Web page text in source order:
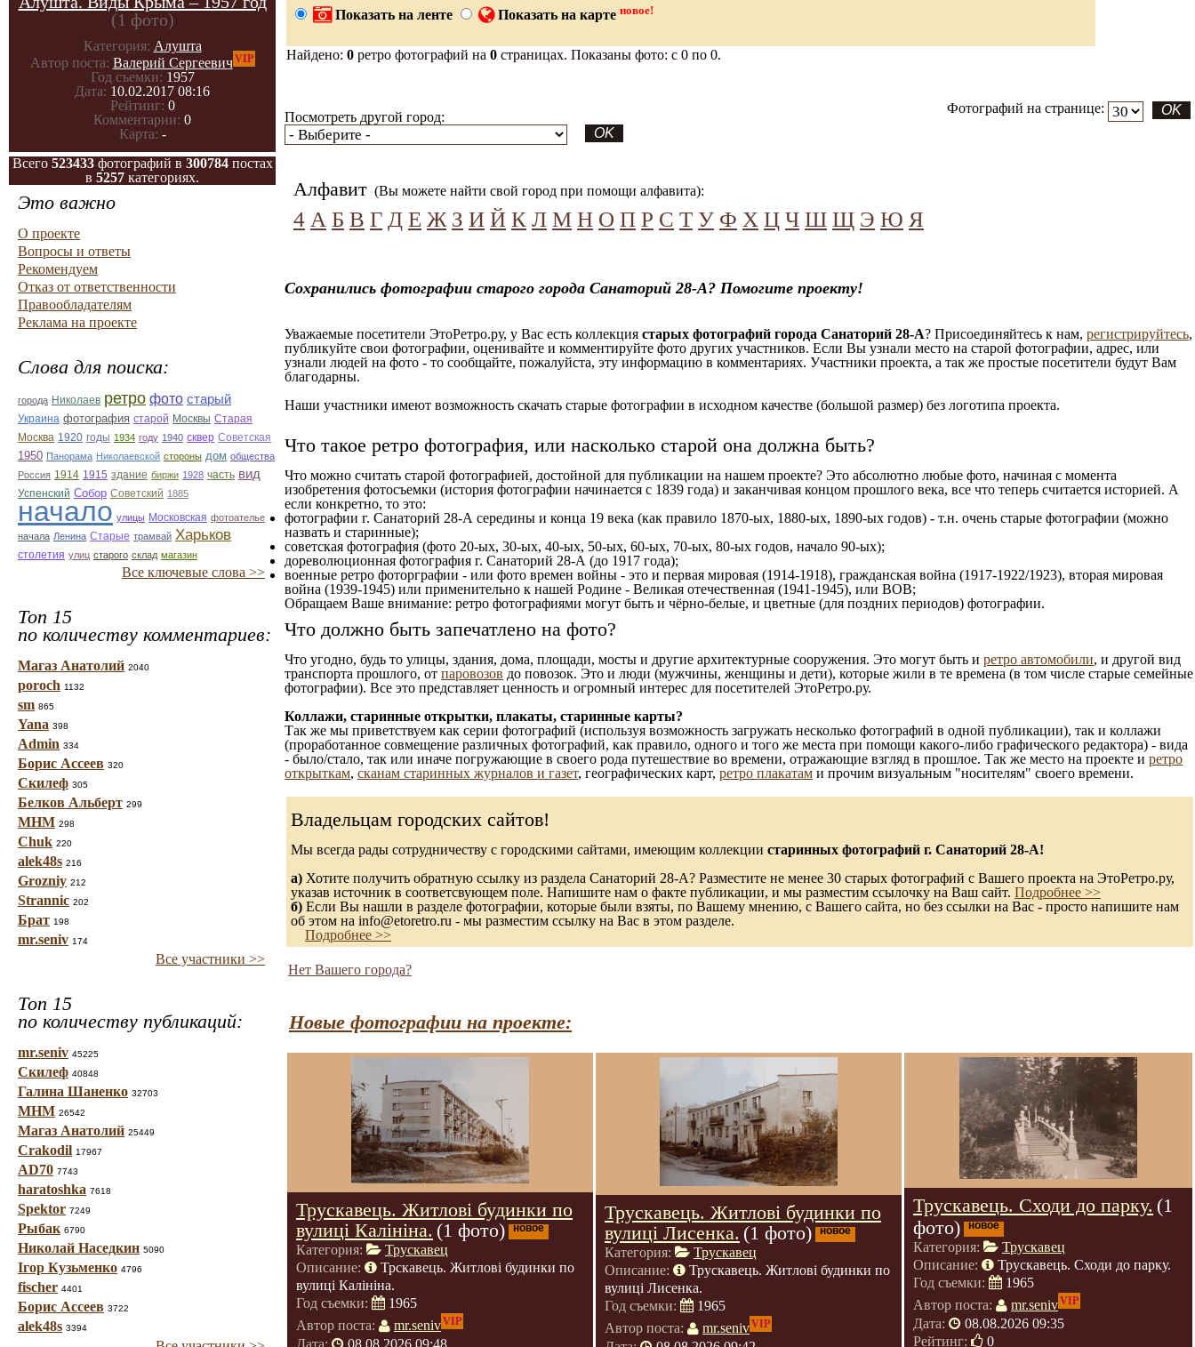
(1 фото)
Категория: Алушта
Автор поста: Валерий СергеевичVIP
Год съемки: 1957
Дата: 10.02.2017 08:16
Рейтинг: 0
Комментарии: 0
Карта: -
Всего 523433фотографий в 300784постах
в 5257 категориях.
Это важно
О проекте
Вопросы и ответы
Рекомендуем
Отказ от ответственности
Правообладателям
Реклама на проекте
Слова для поиска:
города Николаев ретро фото старый
Украина фотография старой Москвы Старая
Москва 1920 годы 1934 году 1940 сквер Советская
1950 Панорама Николаевской стороны дом общества
Россия 1914 1915 здание биржи 1928 часть вид
Успенский Собор Советский 1885
начало улицы Московская фотоателье
начала Ленина Старые трамвай Харьков
столетия улиц старого склад магазин
Все ключевые слова >>
Топ 15
по количеству комментариев:
Магаз Анатолий 2040
poroch 1132
sm 865
Yana 398
Admin 334
Борис Ассеев 320
Скилеф 305
Белков Альберт 299
МНМ 298
Chuk 220
alek48s 216
Grozniy 212
Strannic 202
Брат 198
mr.seniv 174
Все участники >>
Топ 15
по количеству публикаций:
mr.seniv 45225
Скилеф 40848
Галина Шаненко 32703
МНМ 26542
Магаз Анатолий 25449
Crakodil 17967
AD70 7743
haratoshka 7618
Spektor 7249
Рыбак 6790
Николай Наседкин 5090
Ігор Кузьменко 4796
fischer 4401
Борис Ассеев 3722
alek48s 3394
Показать на ленте
Показать на карте новое!
Найдено: 0 ретро фотографий на 0 страницах. Показаны фото: с 0 по 0.
Посмотреть другой город:
Фотографий на странице:
Алфавит (Вы можете найти свой город при помощи алфавита):
4 А Б В Г Д Е Ж З И Й К Л М Н О П Р С Т У Ф Х Ц Ч Ш Щ Э Ю Я
Сохранились фотографии старого города Санаторий 28-А? Помогите проекту!
Уважаемые посетители ЭтоРетро.ру, у Вас есть коллекция старых фотографий города Санаторий 28-А? Присоединяйтесь к нам, регистрируйтесь,
публикуйте свои фотографии, оценивайте и комментируйте фото других участников. Если Вы узнали место на старой фотографии, адрес, или
узнали людей на фото - то сообщайте, пожалуйста, эту информацию в комментариях. Участники проекта, а так же простые посетители будут Вам
благодарны.
Наши участники имеют возможность скачать старые фотографии в исходном качестве (большой размер) без логотипа проекта.
Что такое ретро фотография, или насколько старой она должна быть?
Что можно считать старой фотографией, достойной для публикации на нашем проекте? Это абсолютно любые фото, начиная c момента
изобретения фотосъемки (история фотографии начинается с 1839 года) и заканчивая концом прошлого века, все что теперь считается историей. А
если конкретно, то это:
фотографии г. Санаторий 28-А середины и конца 19 века (как правило 1870-ых, 1880-ых, 1890-ых годов) - т.н. очень старые фотографии (можно
назвать и старинные);
советская фотография (фото 20-ых, 30-ых, 40-ых, 50-ых, 60-ых, 70-ых, 80-ых годов, начало 90-ых);
дореволюционная фотография г. Санаторий 28-А (до 1917 года);
военные ретро фоторграфии - или фото времен войны - это и первая мировая (1914-1918), гражданская война (1917-1922/1923), вторая мировая
война (1939-1945) или применительно к нашей Родине - Великая отечественная (1941-1945), или ВОВ;
Обращаем Ваше внимание: ретро фотографиями могут быть и чёрно-белые, и цветные (для поздних периодов) фотографии.
Что должно быть запечатлено на фото?
Что угодно, будь то улицы, здания, дома, площади, мосты и другие архитектурные сооружения. Это могут быть и ретро автомобили, и другой вид
транспорта прошлого, от паровозов до повозок. Это и люди (мужчины, женщины и дети), которые жили в те времена (в том числе старые семейные
фотографии). Все это представляет ценность и огромный интерес для посетителей ЭтоРетро.ру.
Коллажи, старинные открытки, плакаты, старинные карты?
Так же мы приветствуем как серии фотографий (используя возможность загружать несколько фотографий в одной публикации), так и коллажи
(проработанное совмещение различных фотографий, как правило, одного и того же места при помощи какого-либо графического редактора) - вида
- было/стало, так или иначе погружающие в своего рода путешествие во времени, отражающие взгляд в прошлое. Так же место на проекте и ретро
открыткам, сканам старинных журналов и газет, географических карт, ретро плакатам и прочим визуальным "носителям" своего времени.
Владельцам городских сайтов!
Мы всегда рады сотрудничеству с городскими сайтами, имеющим коллекции старинных фотографий г. Санаторий 28-А!
а) Хотите получить обратную ссылку из раздела Санаторий 28-А? Разместите не менее 30 старых фотографий с Вашего проекта на ЭтоРетро.ру,
указав источник в соответсвующем поле. Напишите нам о факте публикации, и мы разместим ссылочку на Ваш сайт. Подробнее >>
б) Если Вы нашли в разделе фотографии, которые были взяты, по Вашему мнению, с Вашего сайта, но без ссылки на Вас - просто напишите нам
об этом на info@etoretro.ru - мы разместим ссылку на Вас в этом разделе.
Подробнее >>
Нет Вашего города?
Новые фотографии на проекте:
Трускавець. Житлові будинки по
вулиці Калініна. (1 фото) новое
Категория:
Трускавец
Описание:
Трскавець. Житлові будинки по
вулиці Калініна.
Год съемки:
1965
Автор поста:
mr.senivVIP
Дата:
08.08.2026 09:48
Трускавець. Житлові будинки по
вулиці Лисенка. (1 фото) новое
Категория:
Трускавец
Описание:
Трускавець. Житлові будинки по
вулиці Лисенка.
Год съемки:
1965
Автор поста:
mr.senivVIP
Трускавець. Сходи до парку. (1
фото)
новое
Категория:
Трускавец
Описание:
Трускавець. Сходи до парку.
Год съемки:
1965
Автор поста:
mr.senivVIP
Дата:
08.08.2026 09:35
Рейтинг:
0